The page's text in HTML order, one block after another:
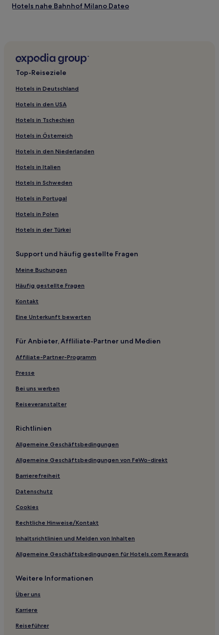
Hotels nahe Bahnhof Milano Dateo
Hotels nahe Metrostation Ca' Granda
Hotels nahe Palazzo della Ragione
Hotels nahe Bicocca degli Arcimboldi
Hotels nahe Station Milano Repubblica
Hotels nahe Cenisio
Hotels nahe Metrostation Udine
Hotels nahe Akademie der Schönen Künste Brera
Hotels nahe Niguarda Nord Tram Stop
Hotels nahe Nordpark
Mailand Hotels
Hotels nahe Straßenbahnhaltestelle Viale Tunisia
Gorla: Hotels
Hotels nahe Istituto Nazionale di Fisica Nucleare
Hotels nahe Arco di Porta Nuova
Hotels nahe Straßenbahnhaltestelle Piazza Cavour
Hotels nahe Straßenbahnhaltestelle Piazzale Nigra
Hotels nahe Straßenbahnhaltestelle Arcimboldi Ateneo
Hotels nahe Museum Cenacolo Vinciano
Ferienwohnungen in Via Montenapoleone
Gasthöfe in Mailand
Gasthäuser in Lombardei
Ski in Lombardei
Top-Reiseziele
Hotels in Deutschland
Hotels in den USA
Hotels in Tschechien
Hotels in Österreich
Hotels in den Niederlanden
Hotels in Italien
Hotels in Schweden
Hotels in Portugal
Hotels in Polen
Hotels in der Türkei
Support und häufig gestellte Fragen
Meine Buchungen
Häufig gestellte Fragen
Kontakt
Eine Unterkunft bewerten
Für Anbieter, Affliliate-Partner und Medien
Affiliate-Partner-Programm
Presse
Bei uns werben
Reiseveranstalter
Richtlinien
Allgemeine Geschäftsbedingungen
Allgemeine Geschäftsbedingungen von FeWo-direkt
Barrierefreiheit
Datenschutz
Cookies
Rechtliche Hinweise/Kontakt
Inhaltsrichtlinien und Melden von Inhalten
Allgemeine Geschäftsbedingungen für Hotels.com Rewards
Weitere Informationen
Über uns
Karriere
Reiseführer